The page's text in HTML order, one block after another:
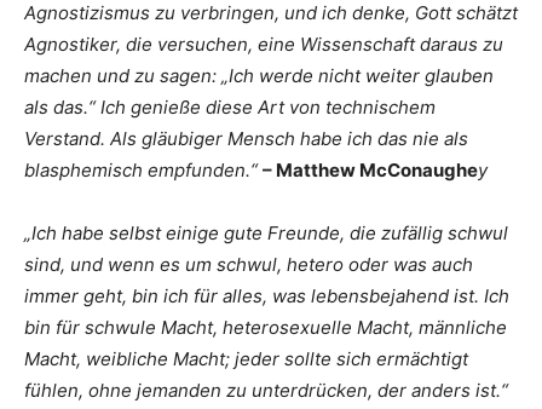
Agnostizismus zu verbringen, und ich denke, Gott schätzt
Agnostiker, die versuchen, eine Wissenschaft daraus zu
machen und zu sagen: „Ich werde nicht weiter glauben
als das.“ Ich genieße diese Art von technischem
Verstand. Als gläubiger Mensch habe ich das nie als
blasphemisch empfunden.“– Matthew McConaughey
„Ich habe selbst einige gute Freunde, die zufällig schwul
sind, und wenn es um schwul, hetero oder was auch
immer geht, bin ich für alles, was lebensbejahend ist. Ich
bin für schwule Macht, heterosexuelle Macht, männliche
Macht, weibliche Macht; jeder sollte sich ermächtigt
fühlen, ohne jemanden zu unterdrücken, der anders ist.“